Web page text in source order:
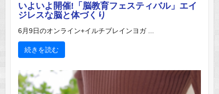
いよいよ開催!「脳教育フェスティバル」エイ
ジレスな脳と体づくり
6月9日のオンライン+イルチブレインヨガ ...
続きを読む